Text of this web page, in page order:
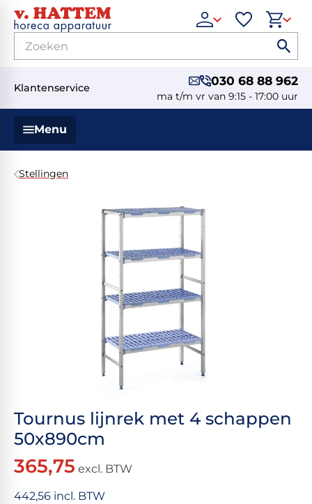
Klantenservice 030 68 88 962
ma t/m vr van 9:15 - 17:00 uur
Menu
Stellingen
Tournus lijnrek met 4 schappen
50x890cm
365,75 excl. BTW
442,56 incl. BTW